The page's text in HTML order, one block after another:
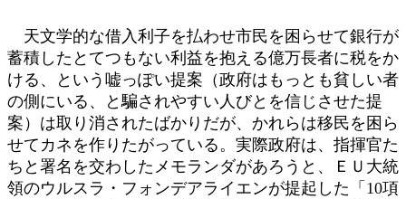
天文学的な借入利子を払わせ市民を困らせて銀行が
蓄積したとてつもない利益を抱える億万長者に税をか
ける、という嘘っぽい提案（政府はもっとも貧しい者
の側にいる、と騙されやすい人びとを信じさせた提
案）は取り消されたばかりだが、かれらは移民を困ら
せてカネを作りたがっている。実際政府は、指揮官た
ちと署名を交わしたメモランダがあろうと、ＥＵ大統
領のウルスラ・フォンデアライエンが提起した「10項